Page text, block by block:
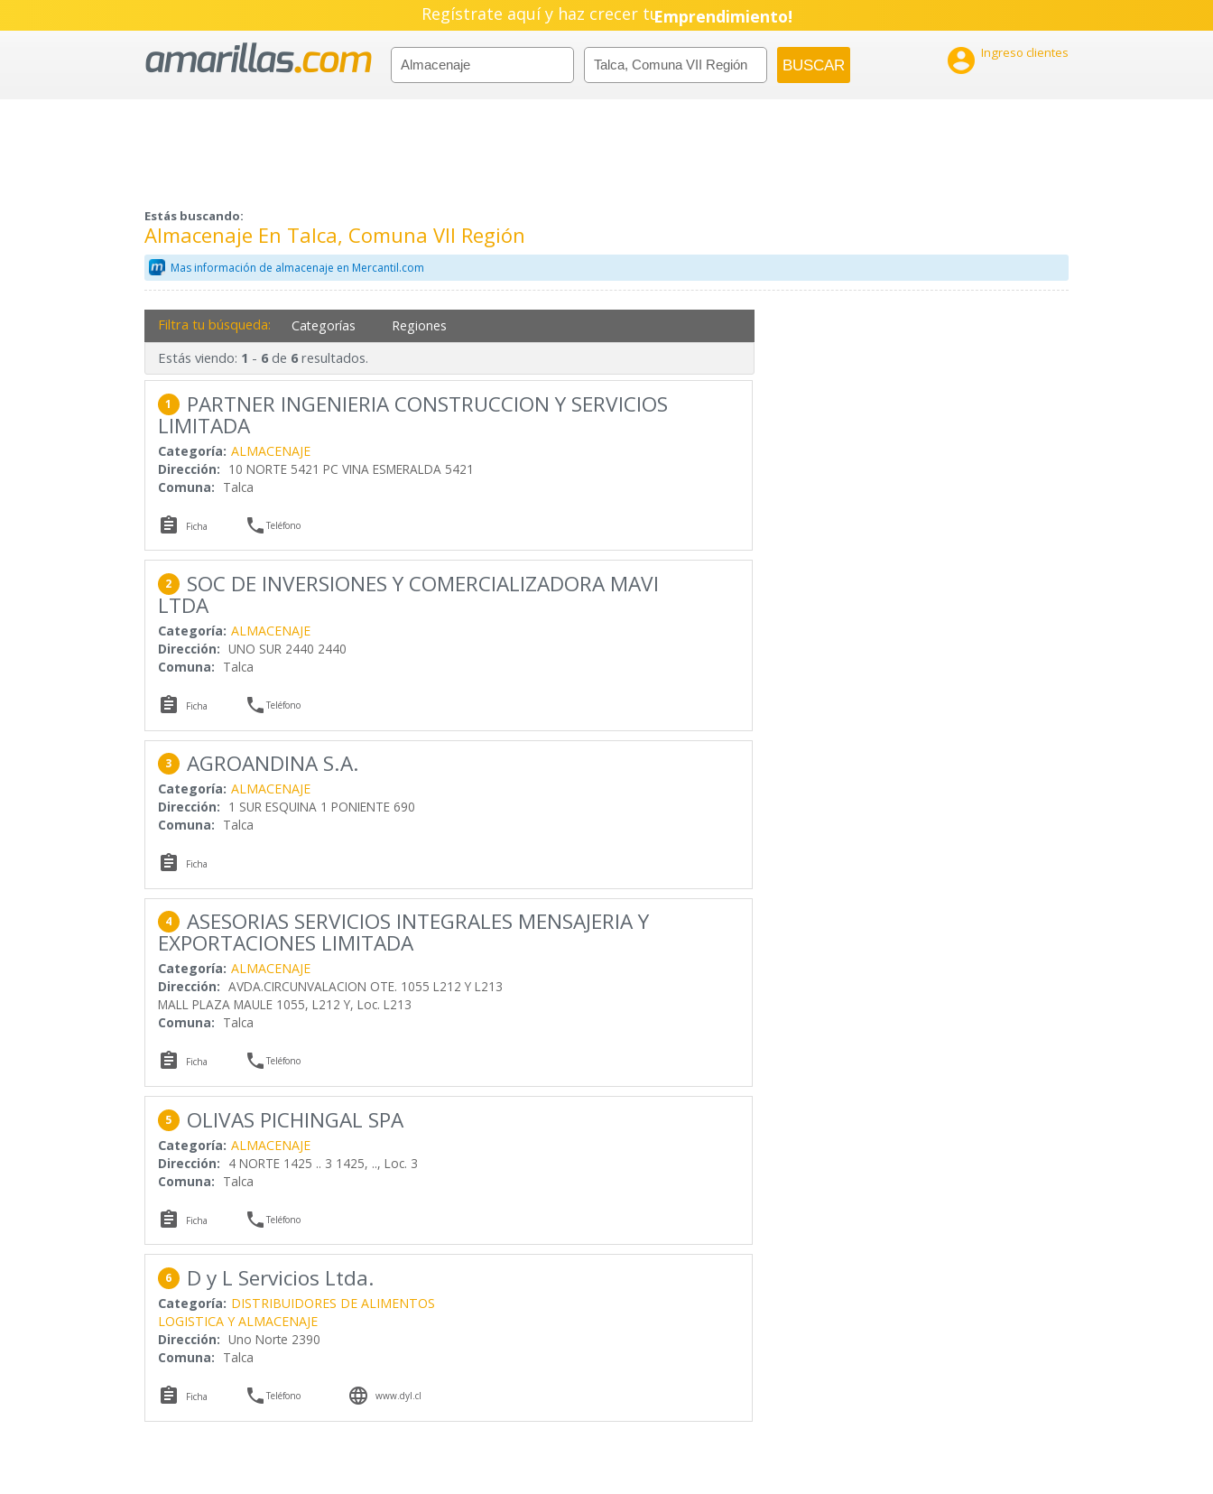
Regístrate aquí y haz crecer tuPyme!
Emprendimiento!
 Ingreso clientes
Estás buscando:
Almacenaje En Talca, Comuna VII Región
Mas información de almacenaje en Mercantil.com
Filtra tu búsqueda: Categorías Regiones
Estás viendo: 1 - 6de 6resultados.
1 PARTNER INGENIERIA CONSTRUCCION Y SERVICIOS
LIMITADA
Categoría: ALMACENAJE
Dirección: 10 NORTE 5421 PC VINA ESMERALDA 5421
Comuna: Talca
 Ficha Teléfono
2 SOC DE INVERSIONES Y COMERCIALIZADORA MAVI
LTDA
Categoría: ALMACENAJE
Dirección: UNO SUR 2440 2440
Comuna: Talca
 Ficha Teléfono
3 AGROANDINA S.A.
Categoría: ALMACENAJE
Dirección: 1 SUR ESQUINA 1 PONIENTE 690
Comuna: Talca
 Ficha
4 ASESORIAS SERVICIOS INTEGRALES MENSAJERIA Y
EXPORTACIONES LIMITADA
Categoría: ALMACENAJE
Dirección: AVDA.CIRCUNVALACION OTE. 1055 L212 Y L213
MALL PLAZA MAULE 1055, L212 Y, Loc. L213
Comuna: Talca
 Ficha Teléfono
5 OLIVAS PICHINGAL SPA
Categoría: ALMACENAJE
Dirección: 4 NORTE 1425 .. 3 1425, .., Loc. 3
Comuna: Talca
 Ficha Teléfono
6 D y L Servicios Ltda.
Categoría: DISTRIBUIDORES DE ALIMENTOS
LOGISTICA Y ALMACENAJE
Dirección: Uno Norte 2390
Comuna: Talca
 Ficha Teléfono  www.dyl.cl